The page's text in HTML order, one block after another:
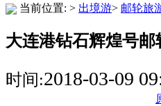
当前位置: > 出境游> 邮轮旅
大连港钻石辉煌号
时间:2018-03-09